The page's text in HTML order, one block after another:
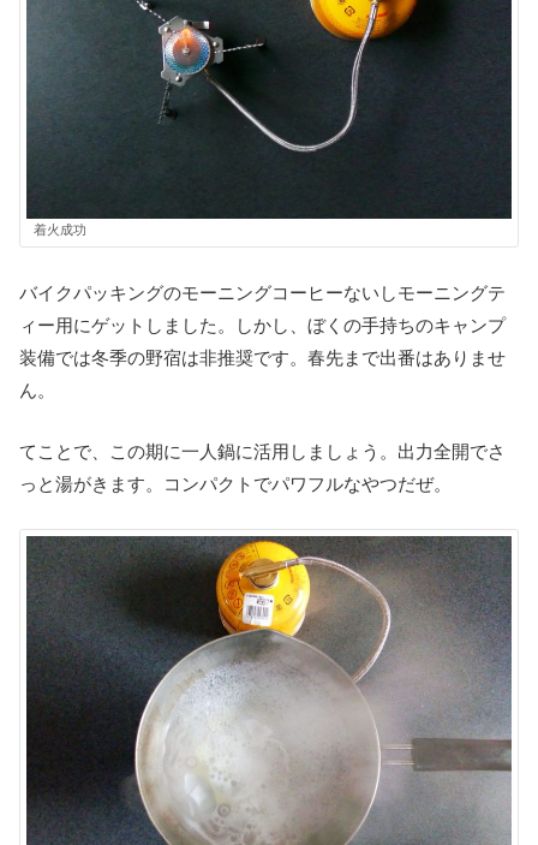
着火成功
バイクパッキングのモーニングコーヒーないしモーニングテ
ィー用にゲットしました。しかし、ぼくの手持ちのキャンプ
装備では冬季の野宿は非推奨です。春先まで出番はありませ
ん。
てことで、この期に一人鍋に活用しましょう。出力全開でさ
っと湯がきます。コンパクトでパワフルなやつだぜ。